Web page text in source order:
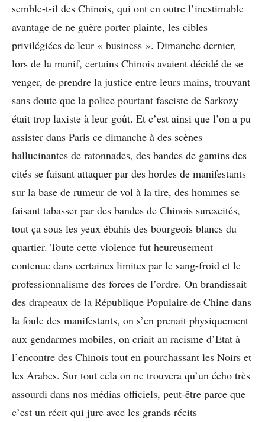
semble-t-il des Chinois, qui ont en outre l’inestimable
avantage de ne guère porter plainte, les cibles
privilégiées de leur « business ». Dimanche dernier,
lors de la manif, certains Chinois avaient décidé de se
venger, de prendre la justice entre leurs mains, trouvant
sans doute que la police pourtant fasciste de Sarkozy
était trop laxiste à leur goût. Et c’est ainsi que l’on a pu
assister dans Paris ce dimanche à des scènes
hallucinantes de ratonnades, des bandes de gamins des
cités se faisant attaquer par des hordes de manifestants
sur la base de rumeur de vol à la tire, des hommes se
faisant tabasser par des bandes de Chinois surexcités,
tout ça sous les yeux ébahis des bourgeois blancs du
quartier. Toute cette violence fut heureusement
contenue dans certaines limites par le sang-froid et le
professionnalisme des forces de l’ordre. On brandissait
des drapeaux de la République Populaire de Chine dans
la foule des manifestants, on s’en prenait physiquement
aux gendarmes mobiles, on criait au racisme d’Etat à
l’encontre des Chinois tout en pourchassant les Noirs et
les Arabes. Sur tout cela on ne trouvera qu’un écho très
assourdi dans nos médias officiels, peut-être parce que
c’est un récit qui jure avec les grands récits